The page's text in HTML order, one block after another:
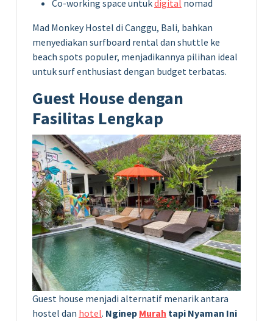
Co-working space untukdigital nomad
Mad Monkey Hostel di Canggu, Bali, bahkan
menyediakan surfboard rental dan shuttle ke
beach spots populer, menjadikannya pilihan ideal
untuk surf enthusiast dengan budget terbatas.
Guest House dengan
Fasilitas Lengkap
Guest house menjadi alternatif menarik antara
hostel dan hotel. Nginep Murah tapi Nyaman Ini